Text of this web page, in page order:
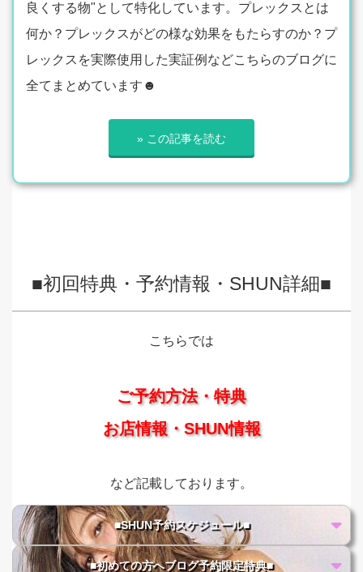
良くする物"として特化しています。プレックスとは
何か？プレックスがどの様な効果をもたらすのか？プ
レックスを実際使用した実証例などこちらのブログに
全てまとめています☻
» この記事を読む
■初回特典・予約情報・SHUN詳細■
こちらでは
ご予約方法・特典
お店情報・SHUN情報
など記載しております。
■SHUN予約スケジュール■
■初めての方へブログ予約限定特典■